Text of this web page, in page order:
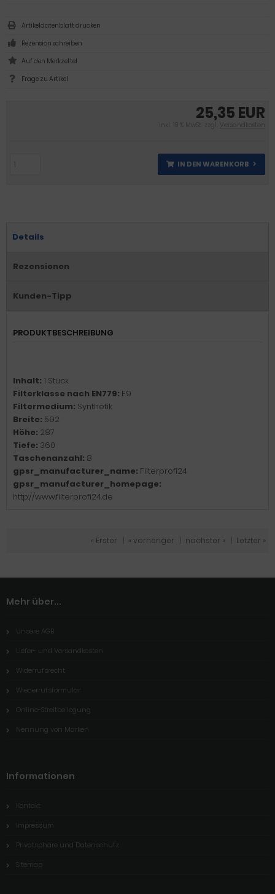
25,35 EUR
inkl. 19 % MwSt. zzgl. Versandkosten
IN DEN WARENKORB
Artikeldatenblatt drucken
Rezension schreiben
Frage zu Artikel
Details
Rezensionen
Kunden-Tipp
PRODUKTBESCHREIBUNG
Inhalt: 1 Stück
Filterklasse nach EN779: F9
Filtermedium: Synthetik
Breite: 592
Höhe: 287
Tiefe: 360
Taschenanzahl: 8
gpsr_manufacturer_name: Filterprofi24
gpsr_manufacturer_homepage:
http://www.filterprofi24.de
« Erster « vorheriger nächster » Letzter »
Mehr über...
Unsere AGB
Liefer- und Versandkosten
Widerrufsrecht
Wiederrufsformular
Online-Streitbeilegung
Nennung von Marken
Informationen
Kontakt
Impressum
Privatsphäre und Datenschutz
Sitemap